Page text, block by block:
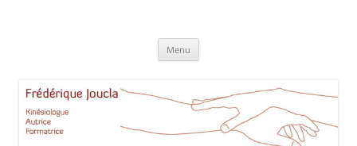
Aucamville Toulouse
Menu